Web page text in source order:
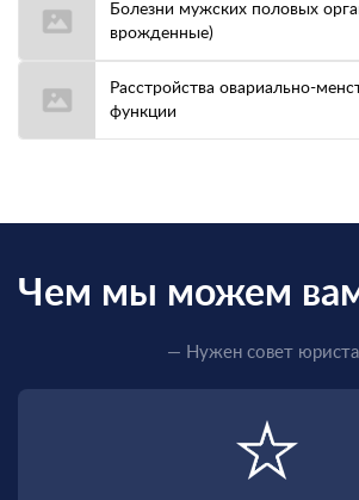
Болезни мужских половых
врожденные)
Расстройства овариально-
функции
Чем мы можем
— Нужен совет